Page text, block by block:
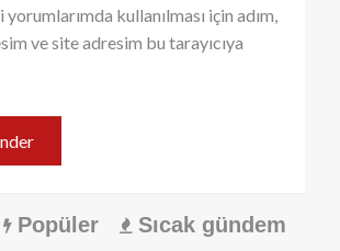
kullanılması için adım,
ve site adresim bu tarayıcıya
Popüler Sıcak gündem